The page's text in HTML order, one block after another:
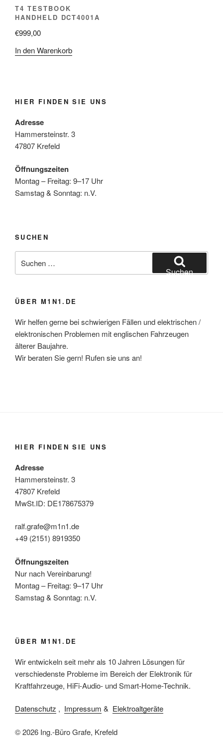
T4 TESTBOOK
HANDHELD DCT4001A
€999,00
In den Warenkorb
HIER FINDEN SIE UNS
Adresse
Hammersteinstr. 3
47807 Krefeld
Öffnungszeiten
Montag – Freitag: 9–17 Uhr
Samstag & Sonntag: n.V.
SUCHEN
nach:
Suchen
ÜBER M1N1.DE
Wir helfen gerne bei schwierigen Fällen und elektrischen /
elektronischen Problemen mit englischen Fahrzeugen
älterer Baujahre.
Wir beraten Sie gern! Rufen sie uns an!
HIER FINDEN SIE UNS
Adresse
Hammersteinstr. 3
47807 Krefeld
MwSt.ID: DE178675379
ralf.grafe@m1n1.de
+49 (2151) 8919350
Öffnungszeiten
Nur nach Vereinbarung!
Montag – Freitag: 9–17 Uhr
Samstag & Sonntag: n.V.
ÜBER M1N1.DE
Wir entwickeln seit mehr als 10 Jahren Lösungen für
verschiedenste Probleme im Bereich der Elektronik für
Kraftfahrzeuge, HiFi-Audio- und Smart-Home-Technik.
Datenschutz , Impressum & Elektroaltgeräte
© 2026 Ing.-Büro Grafe, Krefeld